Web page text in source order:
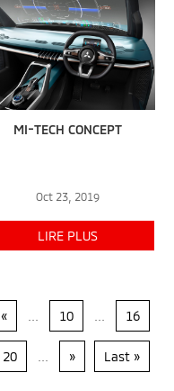
MI-TECH CONCEPT
Oct 23, 2019
LIRE PLUS
« 10 16
20 » Last »